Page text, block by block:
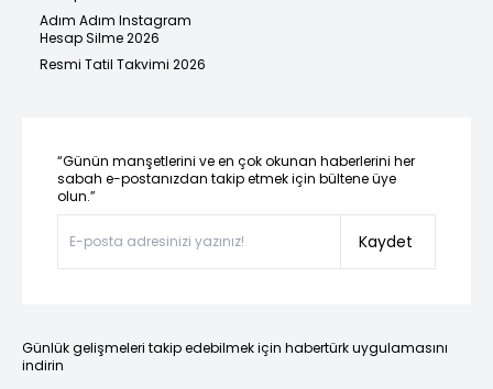
Adım Adım Instagram
Hesap Silme 2026
Resmi Tatil Takvimi 2026
“Günün manşetlerini ve en çok okunan haberlerini her
sabah e-postanızdan takip etmek için bültene üye
olun.”
Kaydet
Günlük gelişmeleri takip edebilmek için habertürk uygulamasını
indirin